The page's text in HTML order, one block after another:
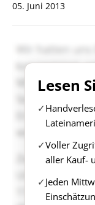
05. Juni 2013
Lesen
Voller
aller Kauf-
Jeden